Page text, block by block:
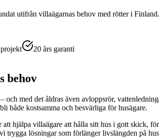
utifrån villaägarnas behov med rötter i Finland.
20 års garanti
behov
och med det åldras även avloppsrör,
både kostsamma och besvärliga för husägare.
hjälpa villaägare att hålla sitt hus i gott skick,
lösningar som förlänger livslängden på